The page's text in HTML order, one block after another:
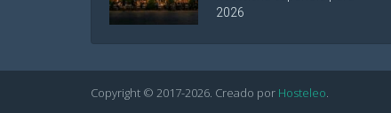
2026
Copyright © 2017-2026. Creado por Hosteleo.